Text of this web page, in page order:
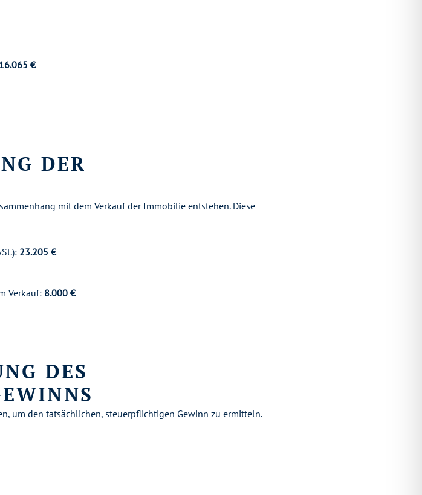
16.065 €
DER
mit dem Verkauf der Immobilie entstehen. Diese
23.205 €
Verkauf: 8.000 €
DES
um den tatsächlichen, steuerpflichtigen Gewinn zu ermitteln.